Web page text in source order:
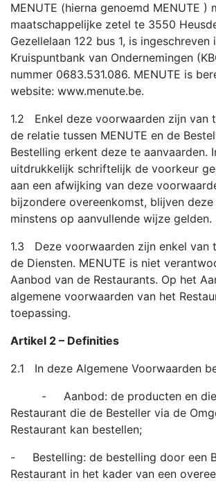
MENUTE (hierna genoemd MENUTE )
maatschappelijke zetel te 3550
Gezellelaan 122 bus 1, is ingeschreven
Kruispuntbank van Ondernemingen
nummer 0683.531.086. MENUTE is
website: www.menute.be.
1.2 Enkel deze voorwaarden zijn van
de relatie tussen MENUTE en de
Bestelling erkent deze te aanvaarden.
uitdrukkelijk schriftelijk de voorkeur
aan een afwijking van deze
bijzondere overeenkomst, blijven
minstens op aanvullende wijze gelden.
1.3 Deze voorwaarden zijn enkel van
de Diensten. MENUTE is niet
Aanbod van de Restaurants. Op het
algemene voorwaarden van het
toepassing.
Artikel 2 – Definities
2.1 In deze Algemene Voorwaarden
- Aanbod: de producten en
Restaurant die de Besteller via de
Restaurant kan bestellen;
- Bestelling: de bestelling door een
Restaurant in het kader van een